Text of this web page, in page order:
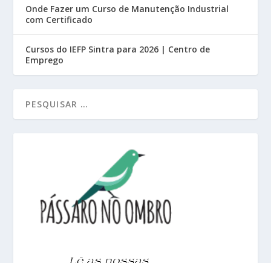
Onde Fazer um Curso de Manutenção Industrial
com Certificado
Cursos do IEFP Sintra para 2026 | Centro de
Emprego